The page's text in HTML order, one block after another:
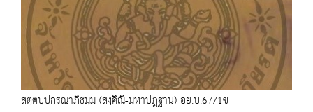
สตฺตปฺปกรณาภิธมฺม (สงฺคิณี-มหาปฎฐาน) อย.บ.67/1ข